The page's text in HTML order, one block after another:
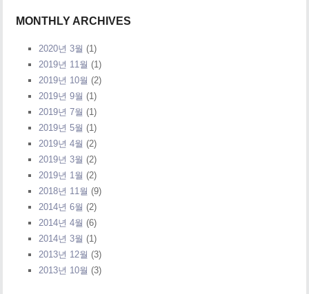
MONTHLY ARCHIVES
2020년 3월 (1)
2019년 11월 (1)
2019년 10월 (2)
2019년 9월 (1)
2019년 7월 (1)
2019년 5월 (1)
2019년 4월 (2)
2019년 3월 (2)
2019년 1월 (2)
2018년 11월 (9)
2014년 6월 (2)
2014년 4월 (6)
2014년 3월 (1)
2013년 12월 (3)
2013년 10월 (3)